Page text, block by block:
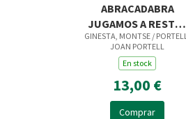
ABRACADABRA
JUGAMOS A RESTAR
NUMEROS
GINESTA, MONTSE / PORTELL,
JOAN PORTELL
En stock
13,00 €
Comprar